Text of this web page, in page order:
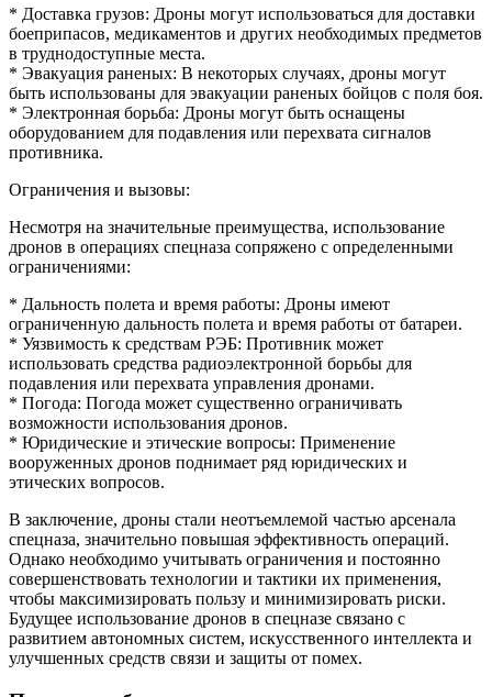
* Доставка грузов: Дроны могут использоваться для доставки
боеприпасов, медикаментов и других необходимых предметов
в труднодоступные места.
* Эвакуация раненых: В некоторых случаях, дроны могут
быть использованы для эвакуации раненых бойцов с поля боя.
* Электронная борьба: Дроны могут быть оснащены
оборудованием для подавления или перехвата сигналов
противника.
Ограничения и вызовы:
Несмотря на значительные преимущества, использование
дронов в операциях спецназа сопряжено с определенными
ограничениями:
* Дальность полета и время работы: Дроны имеют
ограниченную дальность полета и время работы от батареи.
* Уязвимость к средствам РЭБ: Противник может
использовать средства радиоэлектронной борьбы для
подавления или перехвата управления дронами.
* Погода: Погода может существенно ограничивать
возможности использования дронов.
* Юридические и этические вопросы: Применение
вооруженных дронов поднимает ряд юридических и
этических вопросов.
В заключение, дроны стали неотъемлемой частью арсенала
спецназа, значительно повышая эффективность операций.
Однако необходимо учитывать ограничения и постоянно
совершенствовать технологии и тактики их применения,
чтобы максимизировать пользу и минимизировать риски.
Будущее использование дронов в спецназе связано с
развитием автономных систем, искусственного интеллекта и
улучшенных средств связи и защиты от помех.